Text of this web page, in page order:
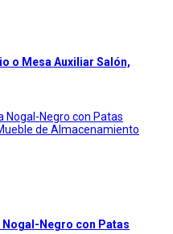
o Mesa Auxiliar Salón,
Negro con Patas